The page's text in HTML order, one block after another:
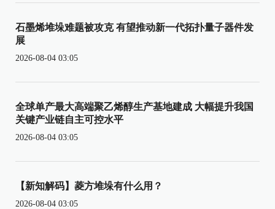
石墨烯堆垛难题被攻克 有望推动新一代拓扑量子器件发
展
2026-08-04 03:05
全球单产最大高端聚乙烯醇生产基地建成 大幅提升我国
关键产业链自主可控水平
2026-08-04 03:05
【新知解码】菱方堆垛有什么用？
2026-08-04 03:05